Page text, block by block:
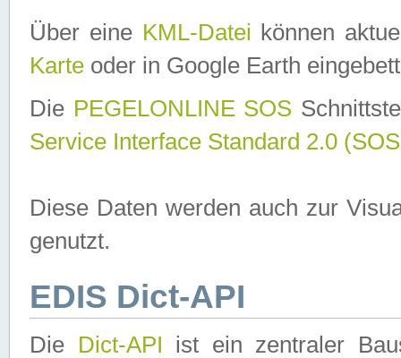
Über eine KML-Datei können
Karte oder in Google Earth
Die PEGELONLINE SOS
Service Interface Standard 2.0
Diese Daten werden auch zur
genutzt.
EDIS Dict-API
Die Dict-API ist ein zentraler